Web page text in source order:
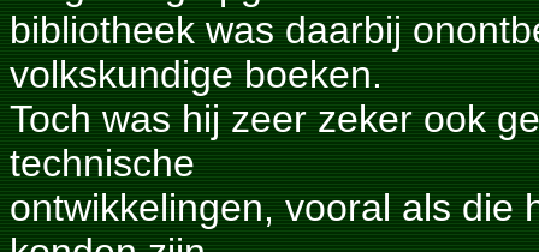
bibliotheek was daarbij
volkskundige boeken.
Toch was hij zeer zeker ook
technische
ontwikkelingen, vooral als die